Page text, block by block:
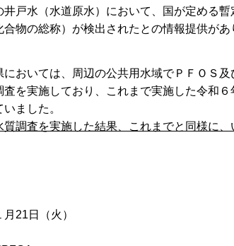
井戸水（水道原水）において、国が定める
物の総称）が検出されたとの情報提供があ
においては、周辺の公共用水域でＰＦＯＳ
査を実施しており、これまで実施した令和
ました。
調査を実施した結果、これまでと同様に
日（火）